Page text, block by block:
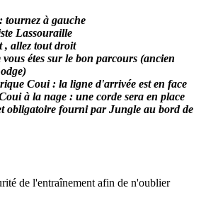
tournez à gauche
Lassouraille
, allez tout droit
étes sur le bon parcours (ancien
Coui : la ligne d'arrivée est en face
à la nage : une corde sera en place
obligatoire fourni par Jungle au bord de
de l'entraînement afin de n'oublier